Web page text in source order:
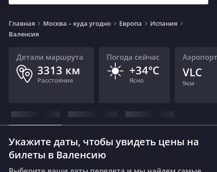
Главная Москва – куда угодно Европа
Испания
Валенсия
Детали маршрута
3313 км
Расстояние
Погода сейчас
☀️ +34°C
Ясно
VLC
9км
Укажите даты, чтобы увидеть цены на
билеты в Валенсию